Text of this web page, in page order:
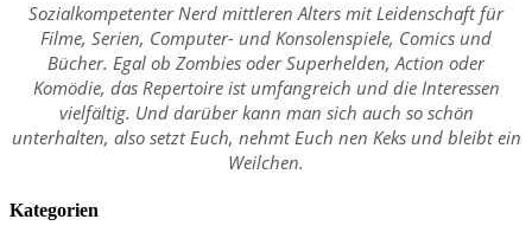
Sozialkompetenter Nerd mittleren Alters mit Leidenschaft für
Filme, Serien, Computer- und Konsolenspiele, Comics und
Bücher. Egal ob Zombies oder Superhelden, Action oder
Komödie, das Repertoire ist umfangreich und die Interessen
vielfältig. Und darüber kann man sich auch so schön
unterhalten, also setzt Euch, nehmt Euch nen Keks und bleibt ein
Weilchen.
Kategorien